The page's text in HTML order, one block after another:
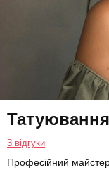
Татуювання
3 відгуки
Професійний